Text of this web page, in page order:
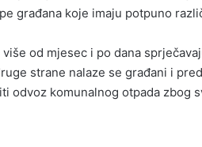
građana koje imaju potpuno
od mjesec i po dana
strane nalaze se građani i
odvoz komunalnog otpada zbog